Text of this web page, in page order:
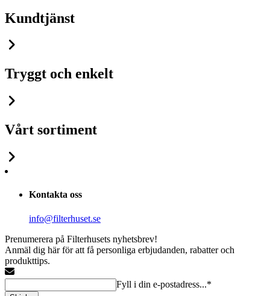
Kundtjänst
Tryggt och enkelt
Vårt sortiment
Kontakta oss
info@filterhuset.se
Prenumerera på Filterhusets nyhetsbrev!
Anmäl dig här för att få personliga erbjudanden, rabatter och
produkttips.
Fyll i din e-postadress...*